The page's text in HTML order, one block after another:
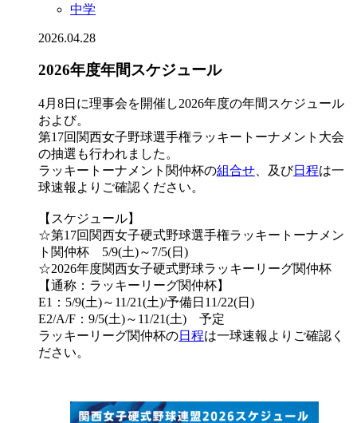
中学
2026.04.28
2026年度年間スケジュール
4月8日に理事会を開催し2026年度の年間スケジュール
および。
第17回関西女子野球選手権ラッキートーナメント大会
の抽選も行われました。
ラッキートーナメント関仲杯の組合せ 、及び日程は一
球速報よりご確認ください。
【スケジュール】
☆第17回関西女子硬式野球選手権ラッキートーナメン
ト関仲杯 5/9(土)～7/5(日)
☆2026年度関西女子硬式野球ラッキーリーグ関仲杯
【通称：ラッキーリーグ関仲杯】
E1：5/9(土)～11/21(土)/予備日11/22(日)
E2/A/F：9/5(土)～11/21(土) 予定
ラッキーリーグ関仲杯の日程は一球速報よりご確認く
ださい。